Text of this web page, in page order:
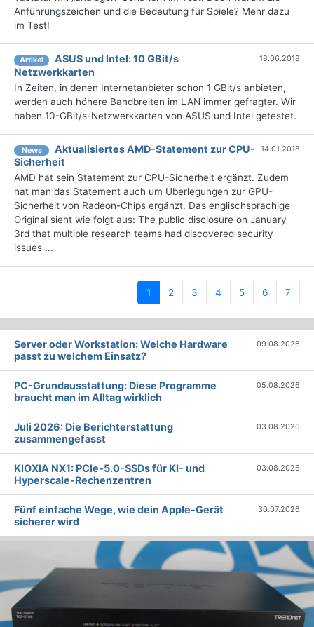
Anführungszeichen und die Bedeutung für Spiele? Mehr dazu
im Test!
Artikel
ASUS und Intel: 10 GBit/s
Netzwerkkarten
18.06.2018
In Zeiten, in denen Internetanbieter schon 1 GBit/s anbieten,
werden auch höhere Bandbreiten im LAN immer gefragter. Wir
haben 10-GBit/s-Netzwerkkarten von ASUS und Intel getestet.
News
Aktualisiertes AMD-Statement zur CPU-
Sicherheit
14.01.2018
AMD hat sein Statement zur CPU-Sicherheit ergänzt. Zudem
hat man das Statement auch um Überlegungen zur GPU-
Sicherheit von Radeon-Chips ergänzt. Das englischsprachige
Original sieht wie folgt aus: The public disclosure on January
3rd that multiple research teams had discovered security
issues ...
1 (current)
2 3 4 5 6 7
Server oder Workstation: Welche Hardware
passt zu welchem Einsatz?
09.08.2026
PC-Grundausstattung: Diese Programme
braucht man im Alltag wirklich
05.08.2026
Juli 2026: Die Bericht­erstattung
zusammengefasst
03.08.2026
KIOXIA NX1: PCIe-5.0-SSDs für KI- und
Hyperscale-Rechenzentren
03.08.2026
Fünf einfache Wege, wie dein Apple-Gerät
sicherer wird
30.07.2026